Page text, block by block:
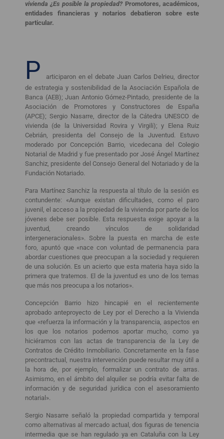
vivienda ¿Es posible la propiedad? Promotores, académicos,
entidades financieras y notarios debatieron sobre este
particular.
P
articiparon en el debate Juan Carlos Delrieu, director
de estrategia y sostenibilidad de la Asociación Española de
Banca (AEB); Juan Antonio Gómez-Pintado, presidente de la
Asociación de Promotores y Constructores de España
(APCE); Sergio Nasarre, director de la Cátedra UNESCO de
vivienda (de la Universidad Rovira y Virgili); y Elena Ruiz
Cebrián, presidenta del Consejo de la Juventud. Estuvo
moderado por Concepción Barrio, vicedecana del Colegio
Notarial de Madrid y fue presentado por José Ángel Martínez
Sanchiz, presidente del Consejo General del Notariado y de la
Fundación Notariado.
Para Martínez Sanchiz la respuesta al título de la sesión es
contundente: «Aunque existan dificultades, como el paro
juvenil, el acceso a la propiedad de la vivienda por parte de los
jóvenes debe ser posible. Esta respuesta exige apoyar a la
juventud, creando vínculos de solidaridad
intergeneracionales». Sobre la puesta en marcha de este
foro, apuntó que «nace con voluntad de permanencia para
abordar cuestiones que preocupan a la sociedad y requieren
de una solución. Es un acierto que esta materia haya sido la
primera que tratemos. El de la juventud es uno de los temas
que más nos preocupa a los notarios».
Concepción Barrio hizo hincapié en el recientemente
aprobado anteproyecto de Ley por el Derecho a la Vivienda
que «refuerza la información y la transparencia, aspectos en
los que los notarios podemos aportar mucho, como ya
hiciéramos con las actas de transparencia de la Ley de
Contratos de Crédito Inmobiliario. Concretamente en la fase
precontractual, nuestra intervención puede resultar muy útil a
la hora de, por ejemplo, formalizar un contrato de arras.
Asimismo, en el ámbito del alquiler se podría evitar falta de
información y de seguridad jurídica con el asesoramiento
notarial».
Sergio Nasarre señaló la propiedad compartida y temporal
como alternativas al mercado actual, dos figuras de tenencia
intermedia que se han regulado ya en Cataluña con la Ley